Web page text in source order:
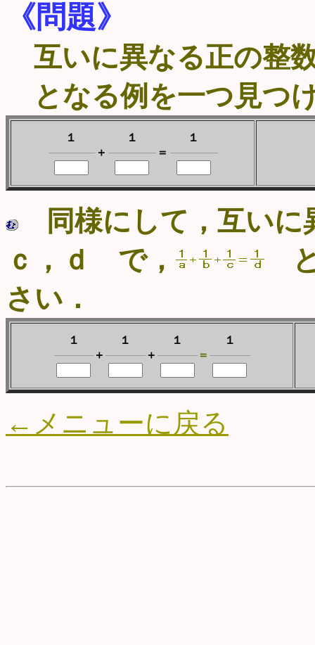
《問題》
互いに異なる正の
となる例を一つ見つ
１ １
１
＋
＝
同様にして，互い
ｃ，ｄ で，
さい．
１ １ １
１
＋
＋ ＝
←メニューに戻る